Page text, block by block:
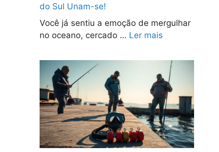
do Sul Unam-se!
Você já sentiu a emoção de mergulhar
no oceano, cercado … Ler mais